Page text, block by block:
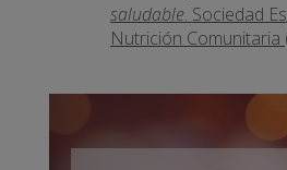
saludable. Sociedad
Nutrición Comunitaria